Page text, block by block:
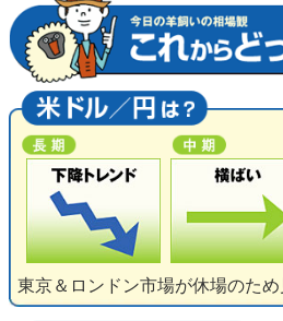
東京＆ロンドン市場が休場のため